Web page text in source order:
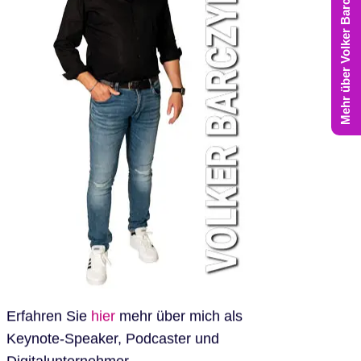
Erfahren Sie hiermehr über mich als
Keynote-Speaker, Podcaster und
Mehr über Volker Barczynski